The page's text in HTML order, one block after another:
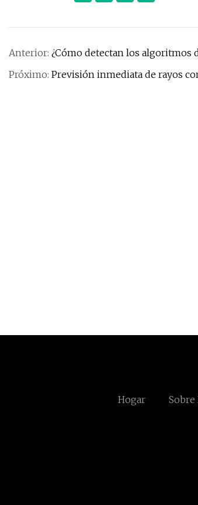
Anterior: ¿Cómo detectan los algoritmos
Próximo: Previsión inmediata de rayos
Hogar Sobre